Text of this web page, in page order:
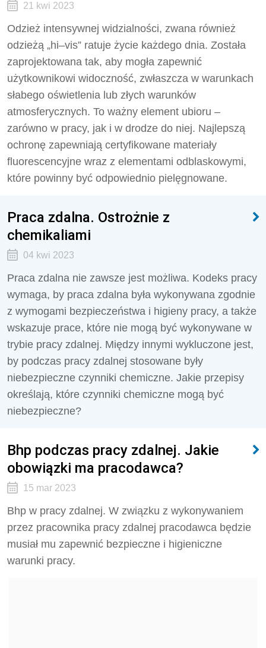
21 kwi 2023
Odzież intensywnej widzialności, zwana również
odzieżą „hi–vis” ratuje życie każdego dnia. Została
zaprojektowana tak, aby mogła zapewnić
użytkownikowi widoczność, zwłaszcza w warunkach
słabego oświetlenia lub złych warunków
atmosferycznych. To ważny element ubioru –
zarówno w pracy, jak i w drodze do niej. Najlepszą
ochronę zapewniają certyfikowane materiały
fluorescencyjne wraz z elementami odblaskowymi,
które powinny być odpowiednio pielęgnowane.
Praca zdalna. Ostrożnie z
chemikaliami
04 kwi 2023
Praca zdalna nie zawsze jest możliwa. Kodeks pracy
wymaga, by praca zdalna była wykonywana zgodnie
z wymogami bezpieczeństwa i higieny pracy, a także
wskazuje prace, które nie mogą być wykonywane w
trybie pracy zdalnej. Między innymi wykluczone jest,
by podczas pracy zdalnej stosowane były
niebezpieczne czynniki chemiczne. Jakie przepisy
określają, które czynniki chemiczne mogą być
niebezpieczne?
Bhp podczas pracy zdalnej. Jakie
obowiązki ma pracodawca?
15 mar 2023
Bhp w pracy zdalnej. W związku z wykonywaniem
przez pracownika pracy zdalnej pracodawca będzie
musiał mu zapewnić bezpieczne i higieniczne
warunki pracy.